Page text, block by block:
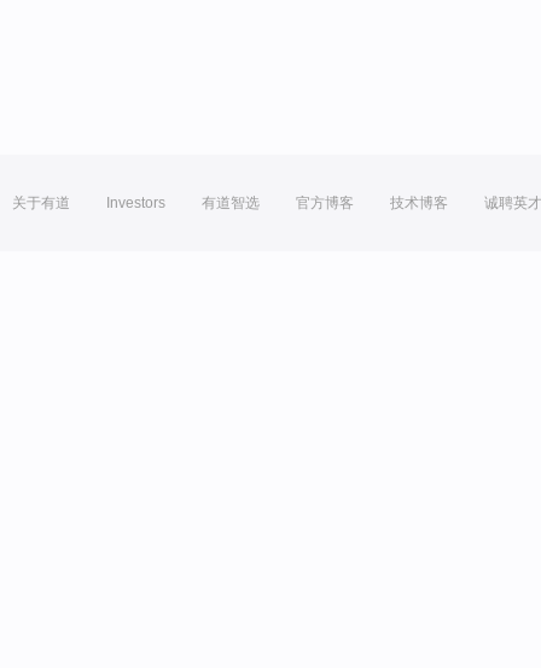
关于有道 Investors 有道智选 官方博客 技术博客 诚聘英才